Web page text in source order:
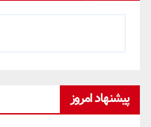
پیشنهاد امروز